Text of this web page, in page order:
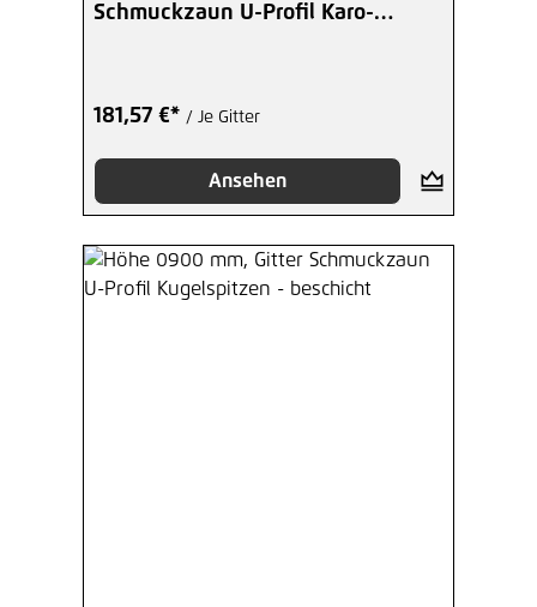
Schmuckzaun U-Profil Karo-
181,57 €* / Je Gitter
Ansehen